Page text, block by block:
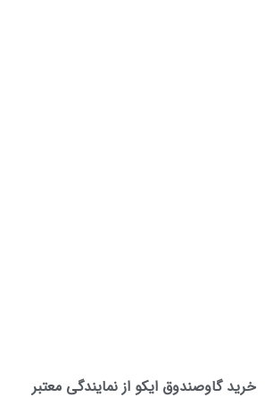
خرید گاوصندوق ایکو از نمایندگی معتبر